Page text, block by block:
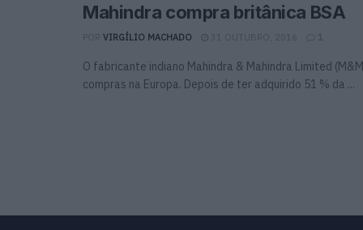
Mahindra compra britânica BSA
VIRGÍLIO MACHADO 31 OUTUBRO, 2016 1
O fabricante indiano Mahindra & Mahindra Limited
compras na Europa. Depois de ter adquirido 51 % da ...